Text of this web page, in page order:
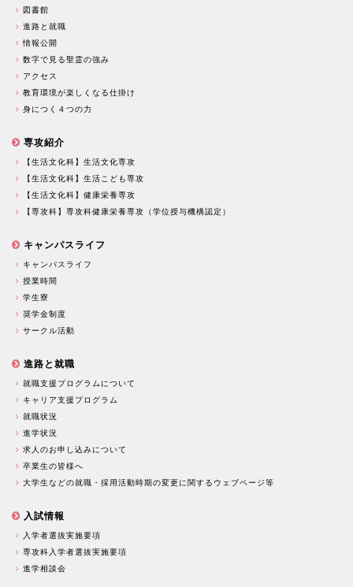
図書館
進路と就職
情報公開
数字で見る聖霊の強み
アクセス
教育環境が楽しくなる仕掛け
身につく４つの力
専攻紹介
【生活文化科】生活文化専攻
【生活文化科】生活こども専攻
【生活文化科】健康栄養専攻
【専攻科】専攻科健康栄養専攻（学位授与機構認定）
キャンパスライフ
キャンパスライフ
授業時間
学生寮
奨学金制度
サークル活動
進路と就職
就職支援プログラムについて
キャリア支援プログラム
就職状況
進学状況
求人のお申し込みについて
卒業生の皆様へ
大学生などの就職・採用活動時期の変更に関するウェブページ等
入試情報
入学者選抜実施要項
専攻科入学者選抜実施要項
進学相談会